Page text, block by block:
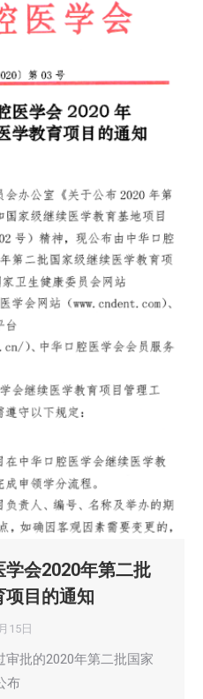
会2020年第二批
项目的通知
15日
批的2020年第二批国家
布